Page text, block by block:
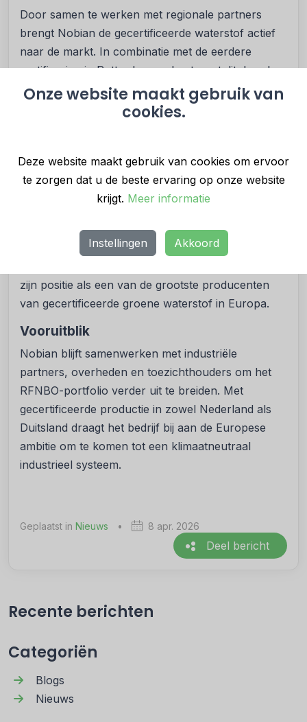
Onze website maakt gebruik van
cookies.
Deze website maakt gebruik van cookies om ervoor
te zorgen dat u de beste ervaring op onze website
krijgt. Meer informatie
Instellingen Akkoord
Door samen te werken met regionale partners
brengt Nobian de gecertificeerde waterstof actief
naar de markt. In combinatie met de eerdere
certificering in Rotterdam onderstreept dit de rol
van het bedrijf als aanjager van duurzame,
koolstofarme waardeketens in Europa.
President Chlor-Alkali & Chloromethanes bij
Nobian, versterkt de certificering het koolstofarme
portfolio en helpt het klanten hun CO₂-voetafdruk
verantwoordelijk voor waterstofontwikkeling
binnen het bedrijf, ziet de uitbreiding als een
zijn positie als een van de grootste producenten
van gecertificeerde groene waterstof in Europa.
Vooruitblik
Nobian blijft samenwerken met industriële
partners, overheden en toezichthouders om het
RFNBO-portfolio verder uit te breiden. Met
gecertificeerde productie in zowel Nederland als
Duitsland draagt het bedrijf bij aan de Europese
ambitie om te komen tot een klimaatneutraal
industrieel systeem.
Geplaatst in Nieuws • 8 apr. 2026
Deel bericht
Recente berichten
Categoriën
Blogs
Nieuws